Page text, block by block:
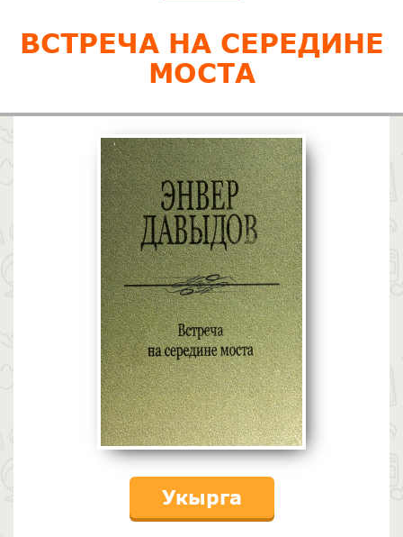
ВСТРЕЧА НА СЕРЕДИНЕ
МОСТА
Укырга